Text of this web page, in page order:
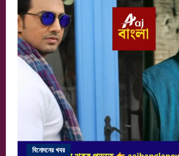
বিনোদনের খবর